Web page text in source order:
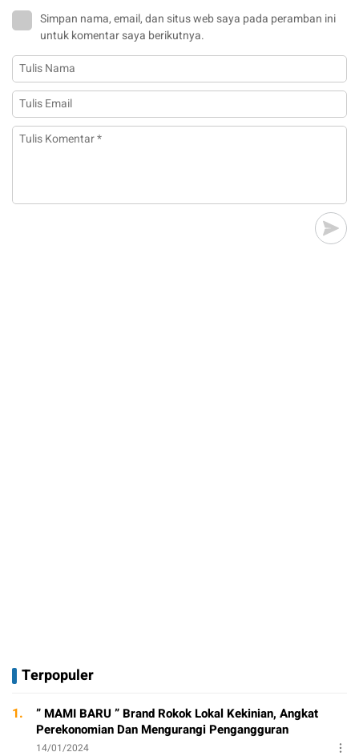
Simpan nama, email, dan situs web saya pada peramban ini
untuk komentar saya berikutnya.
Terpopuler
1.
” MAMI BARU ” Brand Rokok Lokal Kekinian, Angkat
Perekonomian Dan Mengurangi Pengangguran
14/01/2024